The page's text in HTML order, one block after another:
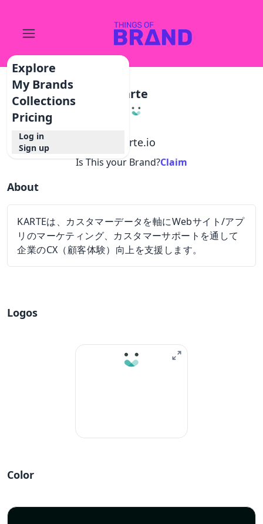
Explore
My Brands
Collections
Pricing
Log in
Sign up
Karte
karte.io
Is This your Brand?Claim
About
KARTEは、カスタマーデータを軸にWebサイト/アプ
リのマーケティング、カスタマーサポートを通して
企業のCX（顧客体験）向上を支援します。
Logos
Color